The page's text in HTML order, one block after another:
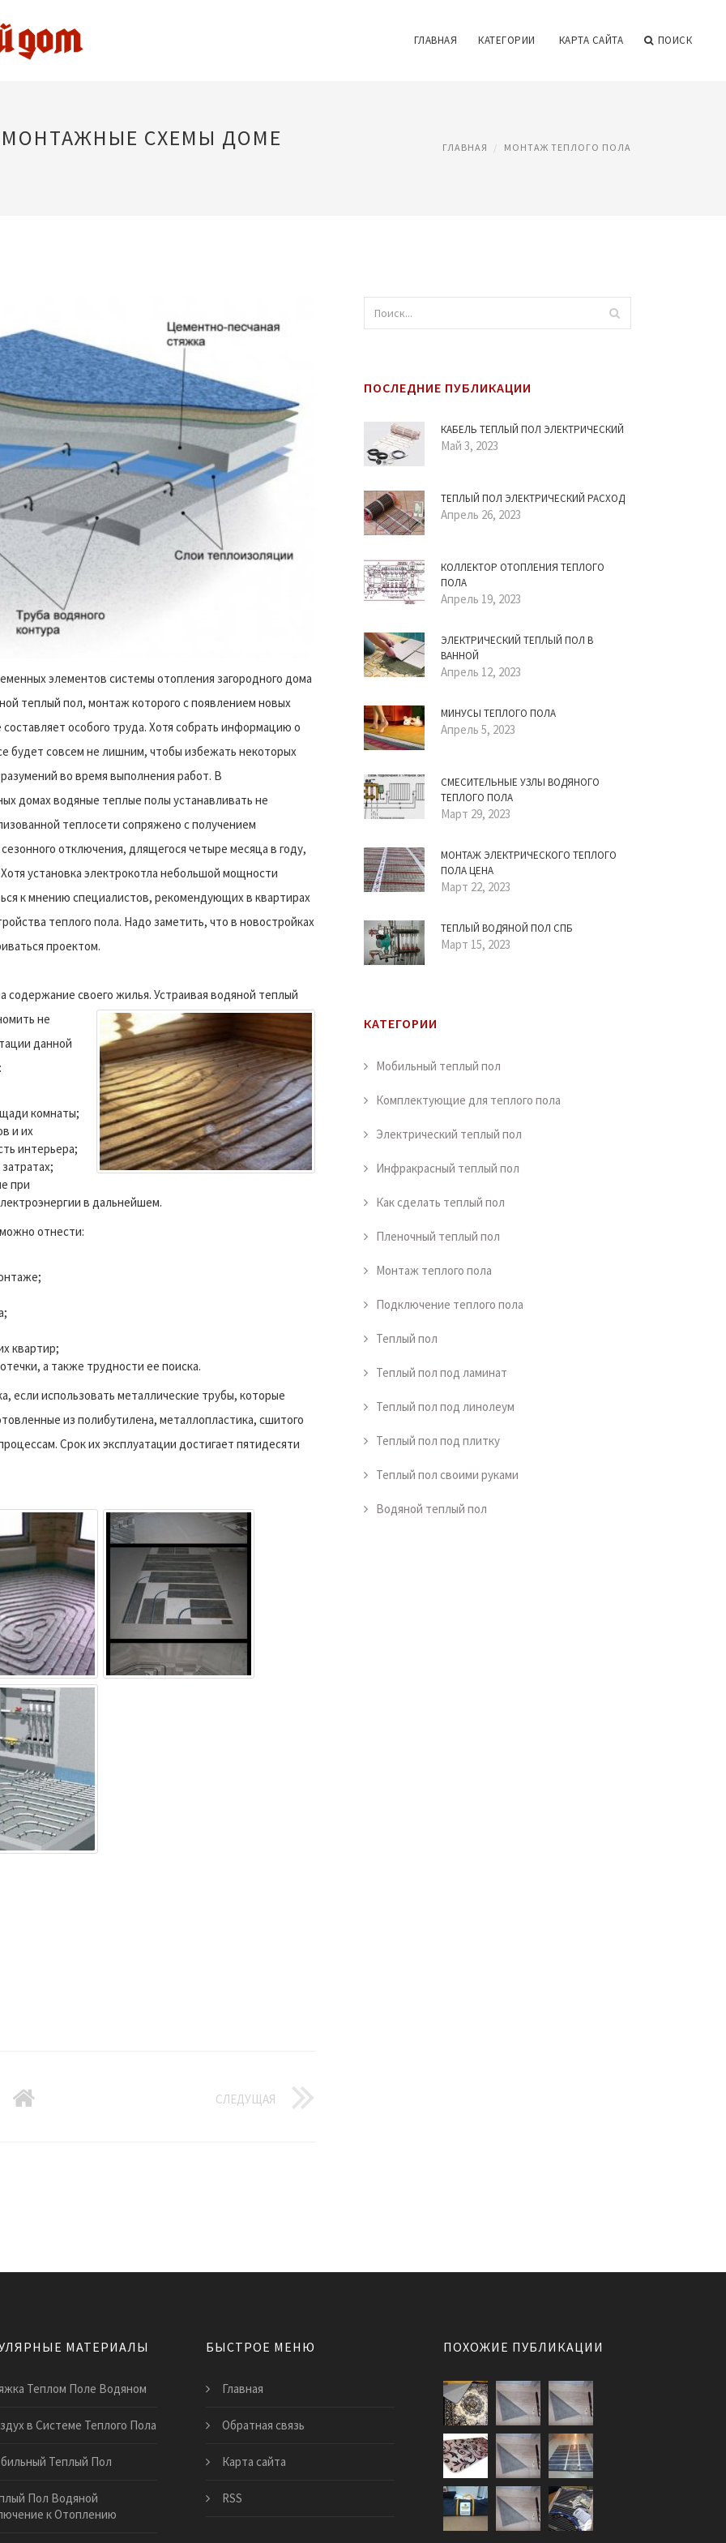
ГЛАВНАЯ КАТЕГОРИИ КАРТА САЙТА ПОИСК
СХЕМЫ ДОМЕ ГЛАВНАЯ МОНТАЖ ТЕПЛОГО ПОЛА
элементов системы отопления загородного дома
теплый пол, монтаж которого с появлением новых
особого труда. Хотя собрать информацию о
будет совсем не лишним, чтобы избежать некоторых
во время выполнения работ. В
домах водяные теплые полы устанавливать не
теплосети сопряжено с получением
отключения, длящегося четыре месяца в году,
установка электрокотла небольшой мощности
к мнению специалистов, рекомендующих в квартирах
теплого пола. Надо заметить, что в новостройках
проектом.
содержание своего жилья. Устраивая водяной теплый
не
данной
комнаты;
и их
интерьера;
при
в дальнейшем.
отнести:
квартир;
а также трудности ее поиска.
если использовать металлические трубы, которые
из полибутилена, металлопластика, сшитого
Срок их эксплуатации достигает пятидесяти
СЛЕДУЩАЯ
ПОСЛЕДНИЕ ПУБЛИКАЦИИ
КАБЕЛЬ ТЕПЛЫЙ ПОЛ ЭЛЕКТРИЧЕСКИЙ
Май 3, 2023
ТЕПЛЫЙ ПОЛ ЭЛЕКТРИЧЕСКИЙ РАСХОД
Апрель 26, 2023
КОЛЛЕКТОР ОТОПЛЕНИЯ ТЕПЛОГО
ПОЛА
Апрель 19, 2023
ЭЛЕКТРИЧЕСКИЙ ТЕПЛЫЙ ПОЛ В
ВАННОЙ
Апрель 12, 2023
МИНУСЫ ТЕПЛОГО ПОЛА
Апрель 5, 2023
СМЕСИТЕЛЬНЫЕ УЗЛЫ ВОДЯНОГО
ТЕПЛОГО ПОЛА
Март 29, 2023
МОНТАЖ ЭЛЕКТРИЧЕСКОГО ТЕПЛОГО
ПОЛА ЦЕНА
Март 22, 2023
ТЕПЛЫЙ ВОДЯНОЙ ПОЛ СПБ
Март 15, 2023
КАТЕГОРИИ
Мобильный теплый пол
Комплектующие для теплого пола
Электрический теплый пол
Инфракрасный теплый пол
Как сделать теплый пол
Пленочный теплый пол
Монтаж теплого пола
Подключение теплого пола
Теплый пол
Теплый пол под ламинат
Теплый пол под линолеум
Теплый пол под плитку
Теплый пол своими руками
Водяной теплый пол
МАТЕРИАЛЫ
Теплом Поле Водяном
в Системе Теплого Пола
Теплый Пол
Пол Водяной
к Отоплению
БЫСТРОЕ МЕНЮ
Главная
Обратная связь
Карта сайта
RSS
ПОХОЖИЕ ПУБЛИКАЦИИ